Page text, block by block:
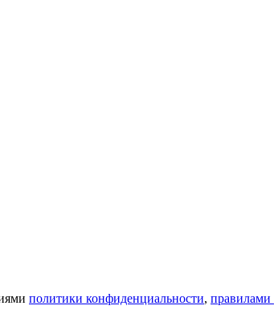
политики конфиденциальности, правилами